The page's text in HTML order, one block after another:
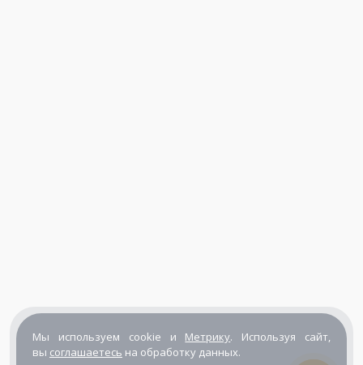
Мы используем cookie и Метрику. Используя сайт,
вы соглашаетесь на обработку данных.